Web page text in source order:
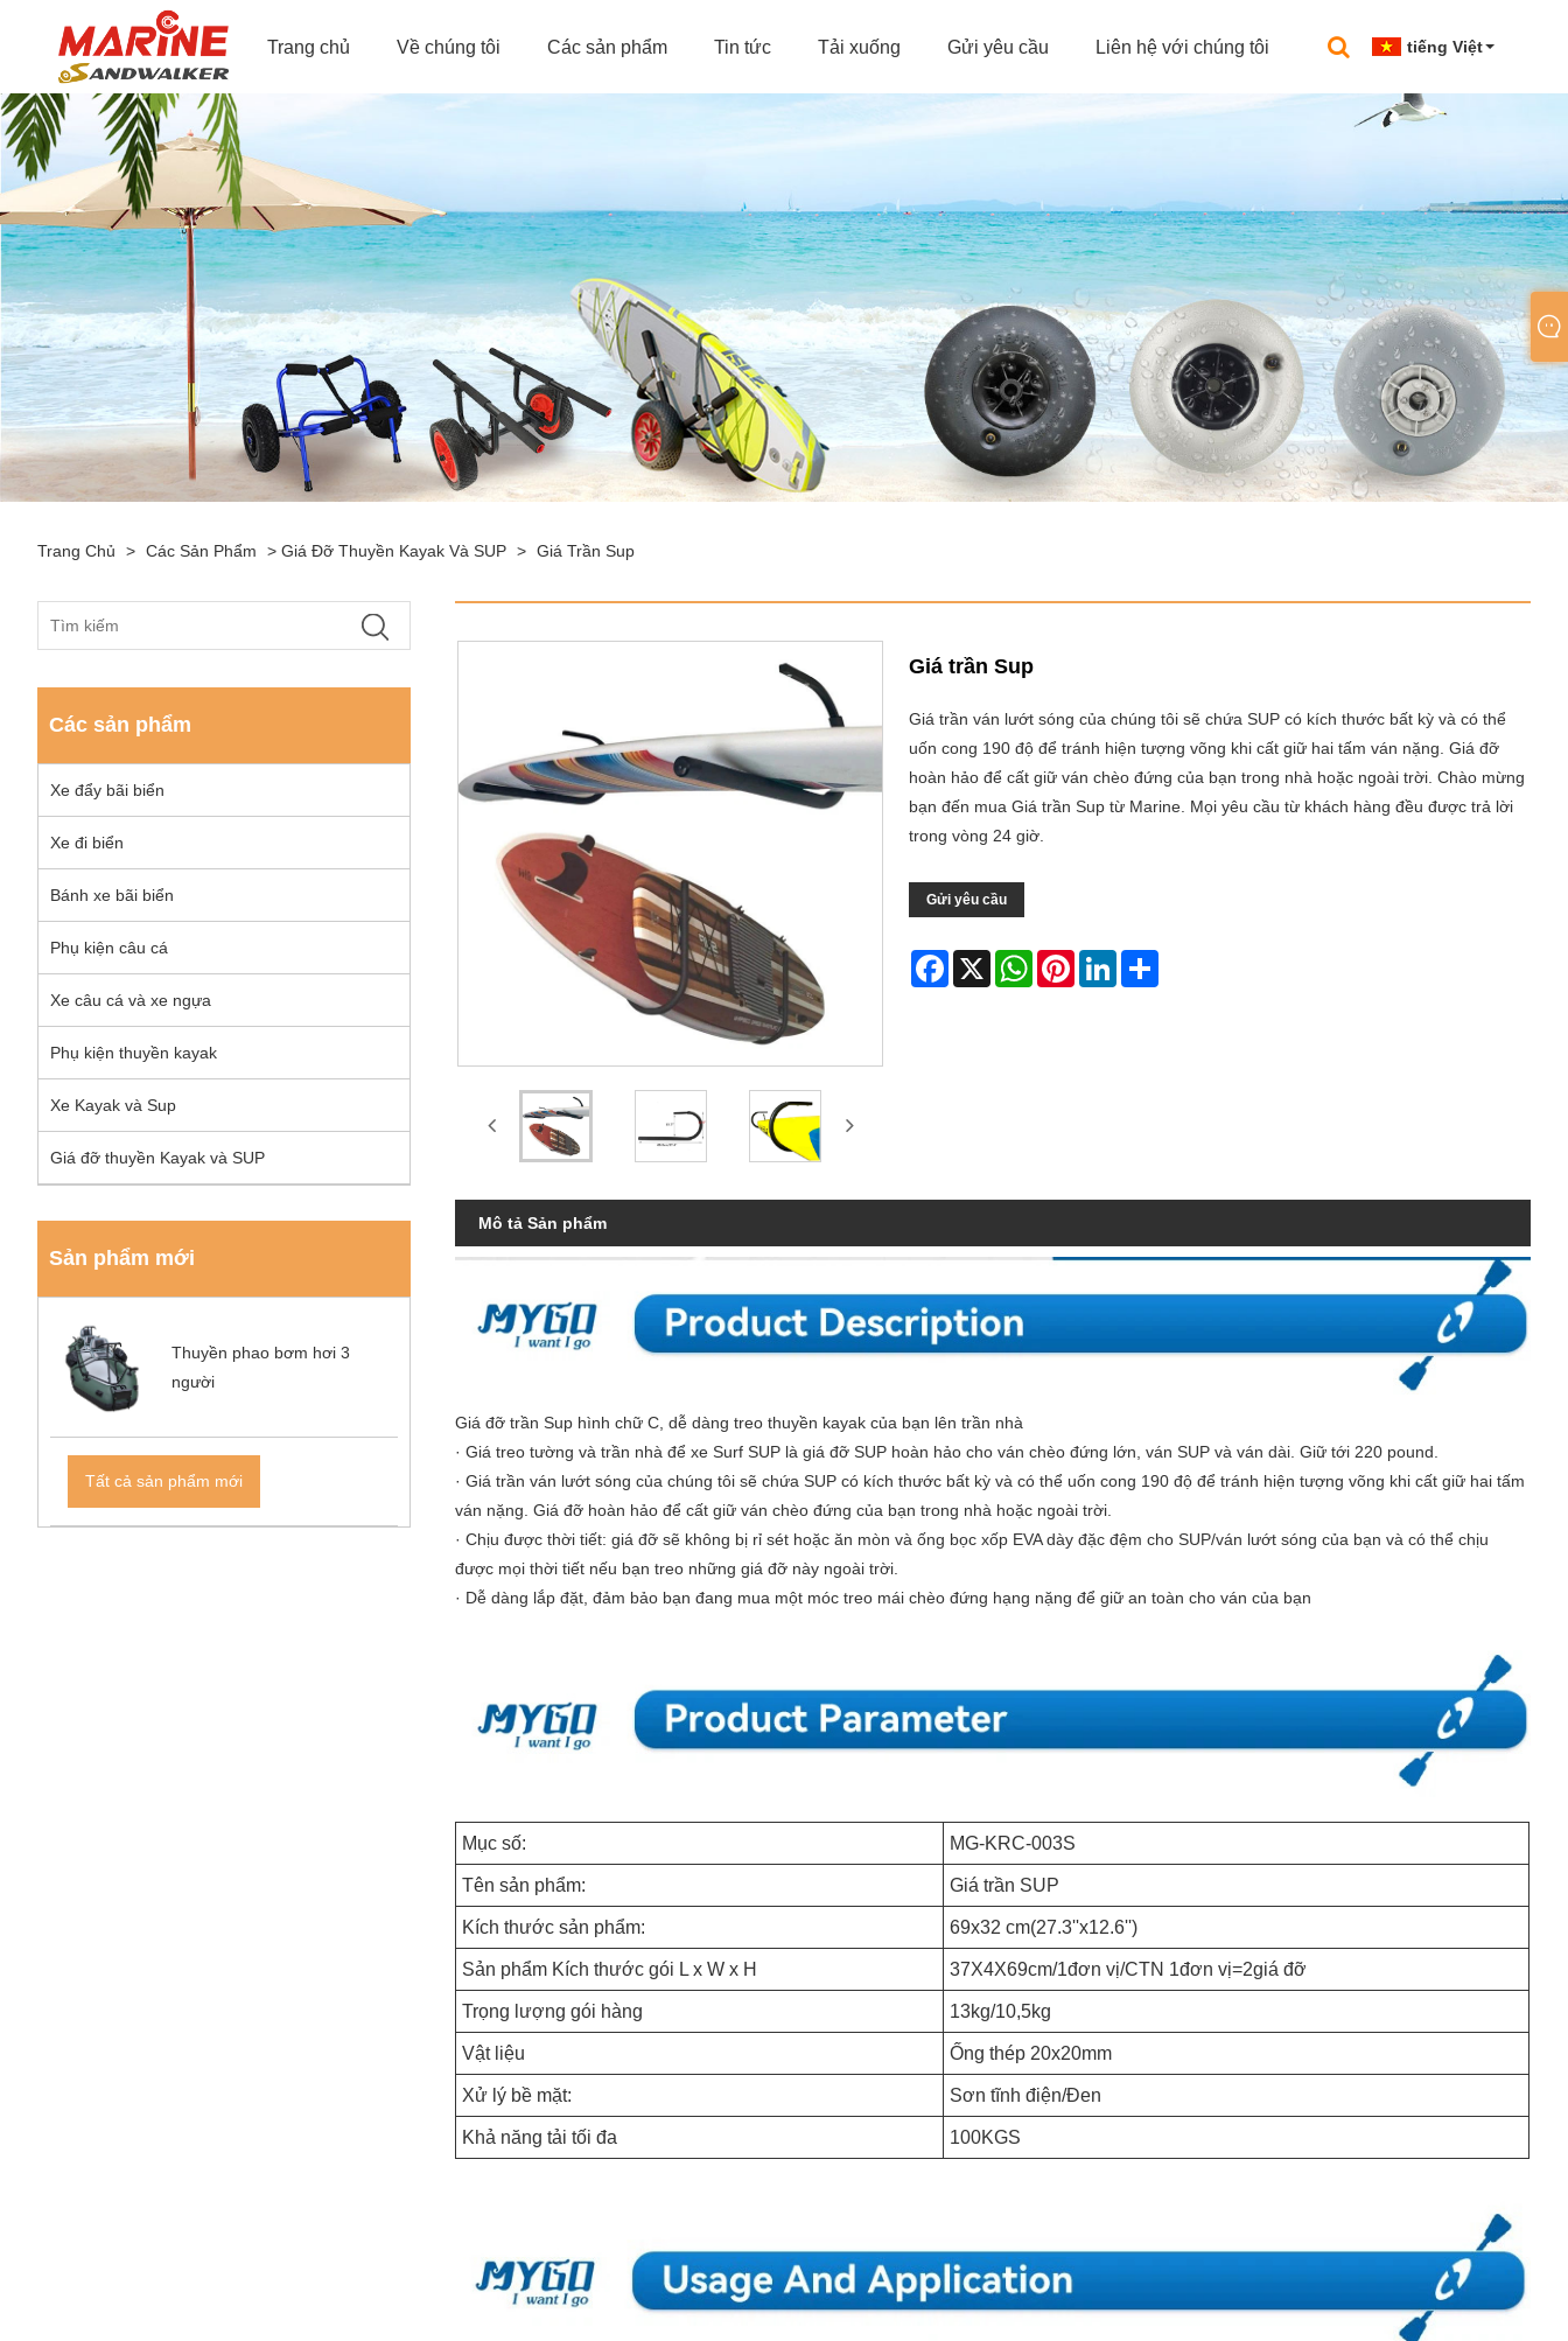
Trang chủ Về chúng tôi Các sản phẩm Tin tức Tải xuống Gửi yêu cầu Liên hệ với chúng tôi tiếng Việt
Trang Chủ > Các Sản Phẩm > Giá Đỡ Thuyền Kayak Và SUP > Giá Trần Sup
Các sản phẩm
Xe đẩy bãi biển
Xe đi biển
Bánh xe bãi biển
Phụ kiện câu cá
Xe câu cá và xe ngựa
Phụ kiện thuyền kayak
Xe Kayak và Sup
Giá đỡ thuyền Kayak và SUP
Sản phẩm mới
Thuyền phao bơm hơi 3
người
Tất cả sản phẩm mới
Giá trần Sup
Giá trần ván lướt sóng của chúng tôi sẽ chứa SUP có kích thước bất kỳ và có thể
uốn cong 190 độ để tránh hiện tượng võng khi cất giữ hai tấm ván nặng. Giá đỡ
hoàn hảo để cất giữ ván chèo đứng của bạn trong nhà hoặc ngoài trời. Chào mừng
bạn đến mua Giá trần Sup từ Marine. Mọi yêu cầu từ khách hàng đều được trả lời
trong vòng 24 giờ.
Gửi yêu cầu
Facebook
X WhatsAppPinterestLinkedIn
Mô tả Sản phẩm
Giá đỡ trần Sup hình chữ C, dễ dàng treo thuyền kayak của bạn lên trần nhà
· Giá treo tường và trần nhà để xe Surf SUP là giá đỡ SUP hoàn hảo cho ván chèo đứng lớn, ván SUP và ván dài. Giữ tới 220 pound.
· Giá trần ván lướt sóng của chúng tôi sẽ chứa SUP có kích thước bất kỳ và có thể uốn cong 190 độ để tránh hiện tượng võng khi cất giữ hai tấm
ván nặng. Giá đỡ hoàn hảo để cất giữ ván chèo đứng của bạn trong nhà hoặc ngoài trời.
· Chịu được thời tiết: giá đỡ sẽ không bị rỉ sét hoặc ăn mòn và ống bọc xốp EVA dày đặc đệm cho SUP/ván lướt sóng của bạn và có thể chịu
được mọi thời tiết nếu bạn treo những giá đỡ này ngoài trời.
· Dễ dàng lắp đặt, đảm bảo bạn đang mua một móc treo mái chèo đứng hạng nặng để giữ an toàn cho ván của bạn
Mục số: MG-KRC-003S
Tên sản phẩm: Giá trần SUP
Kích thước sản phẩm: 69x32 cm(27.3''x12.6'')
Sản phẩm Kích thước gói L x W x H 37X4X69cm/1đơn vị/CTN 1đơn vị=2giá đỡ
Trọng lượng gói hàng 13kg/10,5kg
Vật liệu Ống thép 20x20mm
Xử lý bề mặt: Sơn tĩnh điện/Đen
Khả năng tải tối đa 100KGS